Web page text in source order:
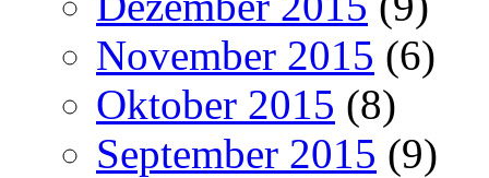
November 2015 (6)
Oktober 2015 (8)
September 2015 (9)